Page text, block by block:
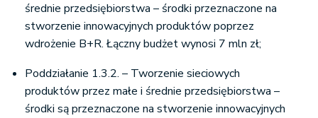
średnie przedsiębiorstwa – środki przeznaczone na
stworzenie innowacyjnych produktów poprzez
wdrożenie B+R. Łączny budżet wynosi 7 mln zł;
Poddziałanie 1.3.2. – Tworzenie sieciowych
produktów przez małe i średnie przedsiębiorstwa –
środki są przeznaczone na stworzenie innowacyjnych